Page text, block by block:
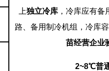
上独立冷库 ，冷库应有
路、备用制冷机组，冷库
苗经营企业
2~8℃普